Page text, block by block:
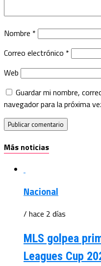
Nombre *
Correo electrónico *
Web
Guardar mi nombre,
navegador para la próxima
Más noticias
Nacional
/ hace 2 días
MLS golpea
Leagues Cup